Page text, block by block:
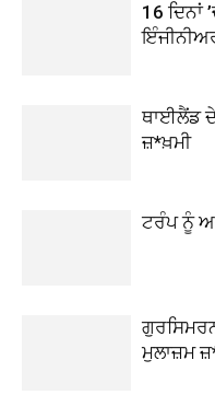
16 ਦਿਨਾਂ
ਥਾਈਲੈਂਡ ਦੇ
ਜ਼*ਖ਼ਮੀ
ਟਰੰਪ ਨੂੰ
ਮੁਲਾਜ਼ਮ